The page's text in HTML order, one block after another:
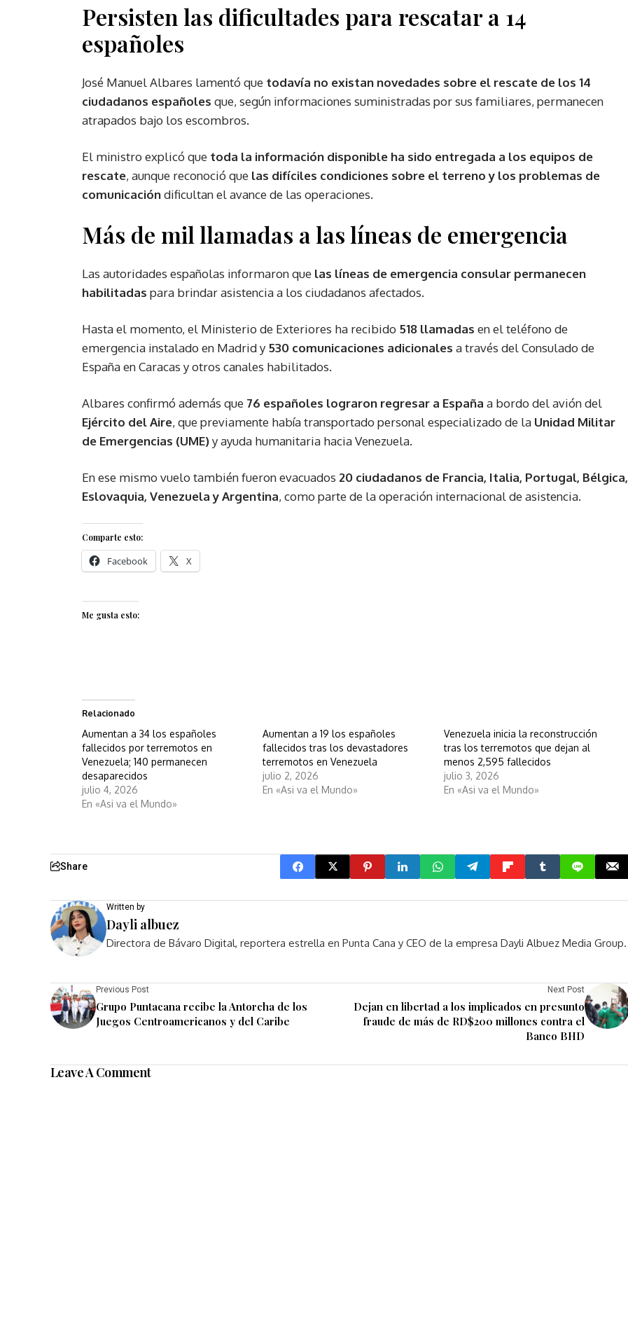
Persisten las dificultades para rescatar a 14
españoles
José Manuel Albares lamentó que todavía no existan novedades sobre el rescate de los 14
ciudadanos españoles que, según informaciones suministradas por sus familiares, permanecen
atrapados bajo los escombros.
El ministro explicó que toda la información disponible ha sido entregada a los equipos de
rescate, aunque reconoció que las difíciles condiciones sobre el terreno y los problemas de
comunicacióndificultan el avance de las operaciones.
Más de mil llamadas a las líneas de emergencia
Las autoridades españolas informaron que las líneas de emergencia consular permanecen
habilitadas para brindar asistencia a los ciudadanos afectados.
Hasta el momento, el Ministerio de Exteriores ha recibido 518 llamadas en el teléfono de
emergencia instalado en Madrid y 530 comunicaciones adicionales a través del Consulado de
España en Caracas y otros canales habilitados.
Albares confirmó además que 76 españoles lograron regresar a España a bordo del avión del
Ejército del Aire, que previamente había transportado personal especializado de la Unidad Militar
de Emergencias (UME)y ayuda humanitaria hacia Venezuela.
En ese mismo vuelo también fueron evacuados 20 ciudadanos de Francia, Italia, Portugal, Bélgica,
Eslovaquia, Venezuela y Argentina, como parte de la operación internacional de asistencia.
Comparte esto:
Facebook X
Me gusta esto:
Relacionado
Aumentan a 34 los españoles
fallecidos por terremotos en
Venezuela; 140 permanecen
desaparecidos
julio 4, 2026
En «Asi va el Mundo»
Aumentan a 19 los españoles
fallecidos tras los devastadores
terremotos en Venezuela
julio 2, 2026
En «Asi va el Mundo»
Venezuela inicia la reconstrucción
tras los terremotos que dejan al
menos 2,595 fallecidos
julio 3, 2026
En «Asi va el Mundo»
Share
Written by
Dayli albuez
Directora de Bávaro Digital, reportera estrella en Punta Cana y CEO de la empresa Dayli Albuez Media Group.
Previous Post
Grupo Puntacana recibe la Antorcha de los
Juegos Centroamericanos y del Caribe
Next Post
Dejan en libertad a los implicados en presunto
fraude de más de RD$200 millones contra el
Banco BHD
Leave A Comment